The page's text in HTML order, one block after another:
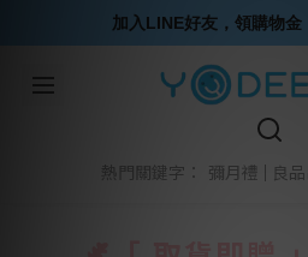
熱門關鍵字： 彌月禮 良
加入LINE好友，領購物金